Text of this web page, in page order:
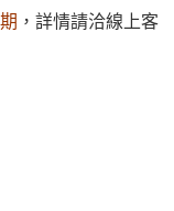
，詳情請洽線上客